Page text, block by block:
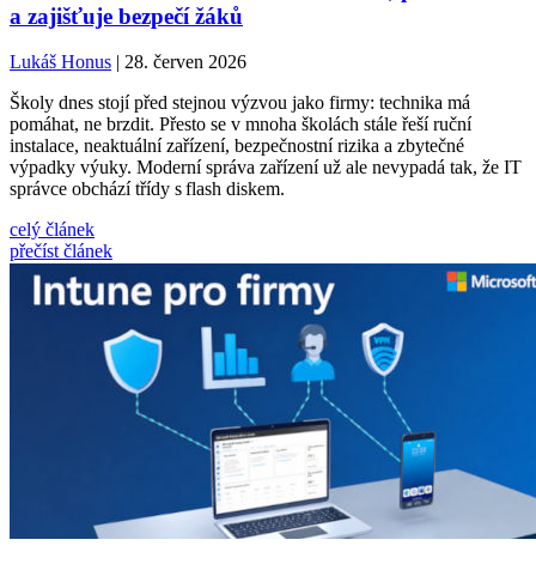
a zajišťuje bezpečí žáků
Lukáš Honus | 28. červen 2026
Školy dnes stojí před stejnou výzvou jako firmy: technika má
pomáhat, ne brzdit. Přesto se v mnoha školách stále řeší ruční
instalace, neaktuální zařízení, bezpečnostní rizika a zbytečné
výpadky výuky. Moderní správa zařízení už ale nevypadá tak, že IT
správce obchází třídy s flash diskem.
celý článek
přečíst článek